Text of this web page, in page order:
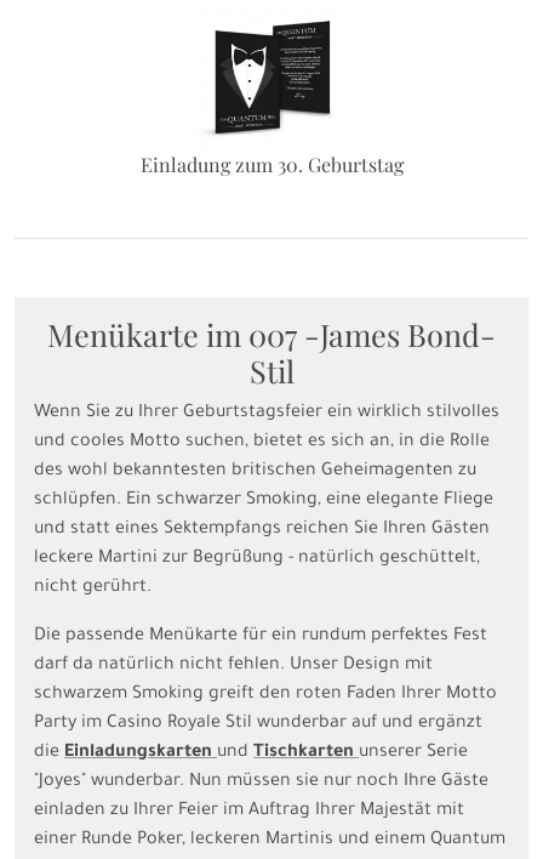
Einladung zum 30. Geburtstag
Menükarte im 007 -James Bond-
Stil
Wenn Sie zu Ihrer Geburtstagsfeier ein wirklich stilvolles
und cooles Motto suchen, bietet es sich an, in die Rolle
des wohl bekanntesten britischen Geheimagenten zu
schlüpfen. Ein schwarzer Smoking, eine elegante Fliege
und statt eines Sektempfangs reichen Sie Ihren Gästen
leckere Martini zur Begrüßung - natürlich geschüttelt,
nicht gerührt.
Die passende Menükarte für ein rundum perfektes Fest
darf da natürlich nicht fehlen. Unser Design mit
schwarzem Smoking greift den roten Faden Ihrer Motto
Party im Casino Royale Stil wunderbar auf und ergänzt
die Einladungskartenund Tischkartenunserer Serie
"Joyes" wunderbar. Nun müssen sie nur noch Ihre Gäste
einladen zu Ihrer Feier im Auftrag Ihrer Majestät mit
einer Runde Poker, leckeren Martinis und einem Quantum